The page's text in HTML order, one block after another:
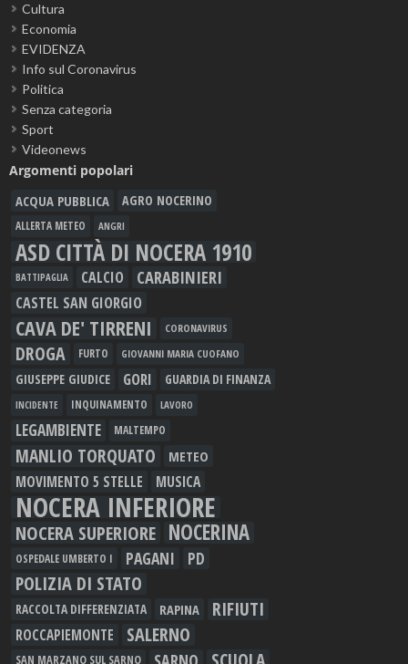
Cultura
Economia
EVIDENZA
Info sul Coronavirus
Politica
Senza categoria
Sport
Videonews
Argomenti popolari
ACQUA PUBBLICA AGRO NOCERINO
ALLERTA METEO ANGRI
ASD CITTÀ DI NOCERA 1910
BATTIPAGLIA CALCIO CARABINIERI
CASTEL SAN GIORGIO
CAVA DE' TIRRENI CORONAVIRUS
DROGA FURTO GIOVANNI MARIA CUOFANO
GIUSEPPE GIUDICE GORI GUARDIA DI FINANZA
INCIDENTE INQUINAMENTO LAVORO
LEGAMBIENTE MALTEMPO
MANLIO TORQUATO METEO
MOVIMENTO 5 STELLE MUSICA
NOCERA INFERIORE
NOCERA SUPERIORE NOCERINA
OSPEDALE UMBERTO I PAGANI PD
POLIZIA DI STATO
RACCOLTA DIFFERENZIATA RAPINA RIFIUTI
ROCCAPIEMONTE SALERNO
SAN MARZANO SUL SARNO